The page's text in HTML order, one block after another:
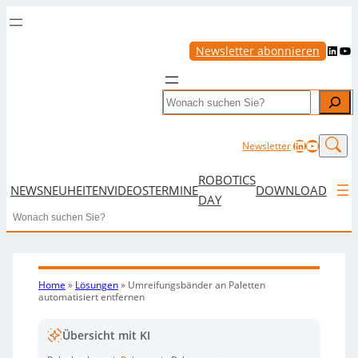
Newsletter abonnieren LinkedIn YouTube
Search
NewsletterLinkedIn
NEWSNEUHEITENVIDEOSTERMINE
ROBOTICS
DAY
DOWNLOAD
Search
Home » Lösungen» Umreifungsbänder an Paletten
automatisiert entfernen
Übersicht mit KI